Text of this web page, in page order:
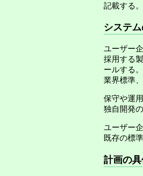
記載する
システ
ユーザー
採用する
ールする。
業界標準
保守や運
独自開発
ユーザー
既存の標
計画の